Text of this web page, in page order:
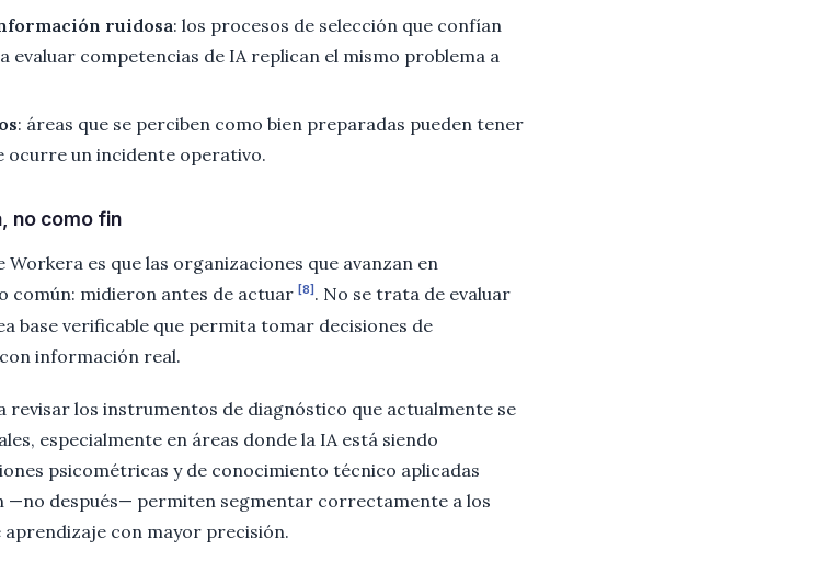
ruidosa: los procesos de selección que confían
evaluar competencias de IA replican el mismo problema a
: áreas que se perciben como bien preparadas pueden tener
ocurre un incidente operativo.
no como fin
es que las organizaciones que avanzan en
común: midieron antes de actuar [8] . No se trata de evaluar
base verificable que permita tomar decisiones de
información real.
revisar los instrumentos de diagnóstico que actualmente se
especialmente en áreas donde la IA está siendo
psicométricas y de conocimiento técnico aplicadas
—no después— permiten segmentar correctamente a los
con mayor precisión.